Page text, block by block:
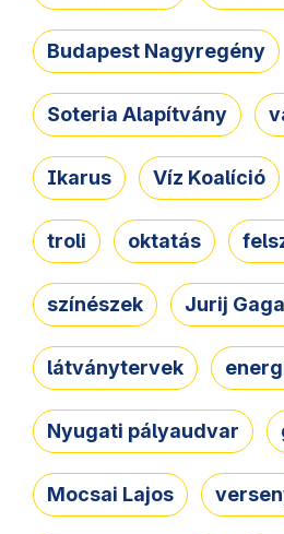
Budapest Nagyregény
Soteria Alapítvány
Ikarus Víz Koalíció
troli oktatás
színészek Jurij
látványtervek
Nyugati pályaudvar
Mocsai Lajos